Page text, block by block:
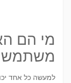
מי הם
למעשה כל אחד